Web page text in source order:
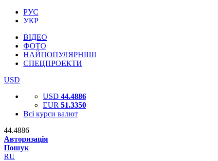
РУС
УКР
ВІДЕО
ФОТО
НАЙПОПУЛЯРНІШІ
СПЕЦПРОЕКТИ
USD
USD 44.4886
EUR 51.3350
Всі курси валют
44.4886
Авторизація
Пошук
RU